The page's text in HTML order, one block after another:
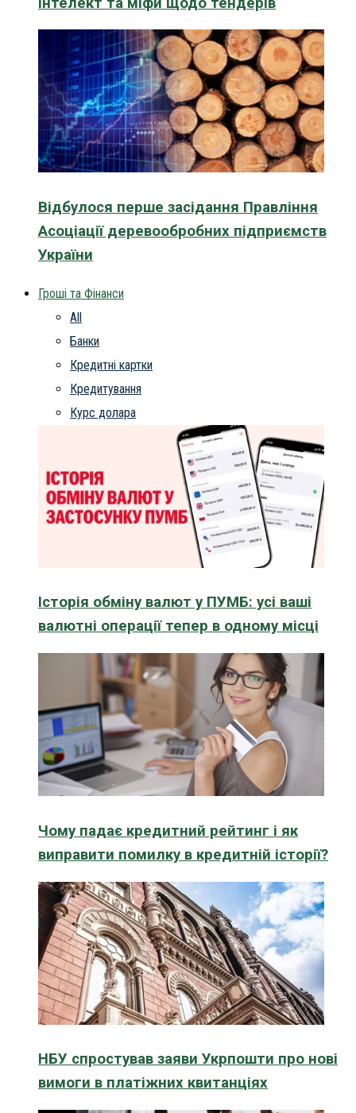
Відбулося перше засідання Правління
Асоціації деревообробних підприємств
України
Гроші та Фінанси
All
Банки
Кредитні картки
Кредитування
Курс долара
Історія обміну валют у ПУМБ: усі ваші
валютні операції тепер в одному місці
Чому падає кредитний рейтинг і як
виправити помилку в кредитній історії?
НБУ спростував заяви Укрпошти про нові
вимоги в платіжних квитанціях